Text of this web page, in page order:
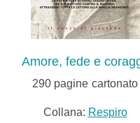
Amore, fede e
290 pagine cartonato
Collana: Respiro